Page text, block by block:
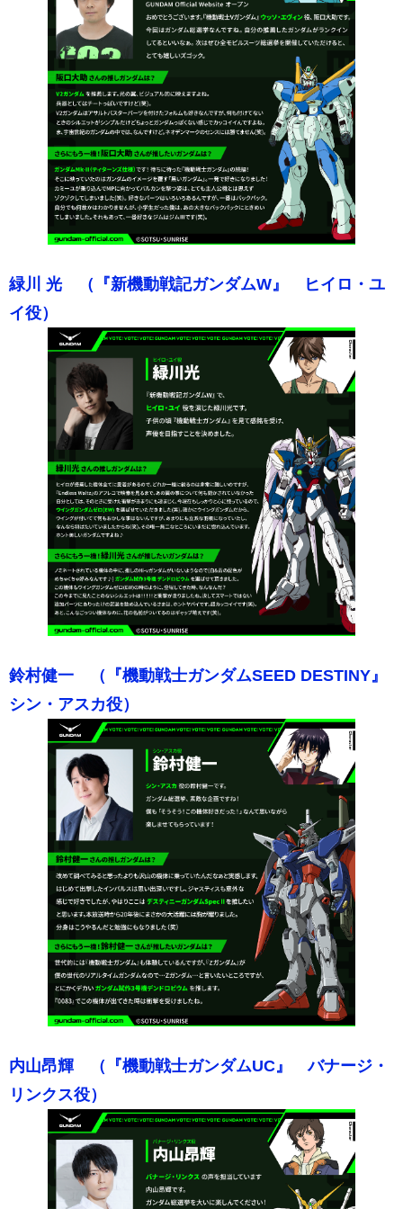
緑川 光 （『新機動戦記ガンダムW』 ヒイロ・ユ
イ役）
鈴村健一 （『機動戦士ガンダムSEED DESTINY』
シン・アスカ役）
内山昂輝 （『機動戦士ガンダムUC』 バナージ・
リンクス役）